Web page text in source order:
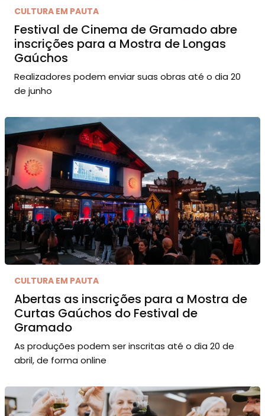
CULTURA EM PAUTA
Festival de Cinema de Gramado abre
inscrições para a Mostra de Longas
Gaúchos
Realizadores podem enviar suas obras até o dia 20
de junho
CULTURA EM PAUTA
Abertas as inscrições para a Mostra de
Curtas Gaúchos do Festival de
Gramado
As produções podem ser inscritas até o dia 20 de
abril, de forma online